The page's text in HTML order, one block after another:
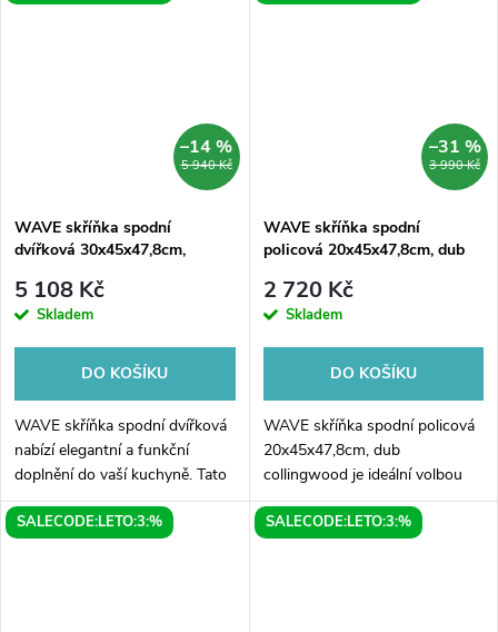
5 940 Kč
–14 %
WAVE skříňka spodní
dvířková 30x45x47,8cm,
5 108 Kč
Skladem
DO KOŠÍKU
WAVE skříňka spodní dvířková
nabízí elegantní a funkční
doplnění do vaší kuchyně. Tato
skříňka s rozměry
30x45x47,8cm má dvířka, která
3 990 Kč
–31 %
WAVE skříňka spodní
policová 20x45x47,8cm, dub
2 720 Kč
Skladem
DO KOŠÍKU
WAVE skříňka spodní policová
20x45x47,8cm, dub
collingwood je ideální volbou
pro každou domácnost, která
hledá praktický a stylový kus
SALECODE:LETO:3:% SALECODE:LETO:3:%